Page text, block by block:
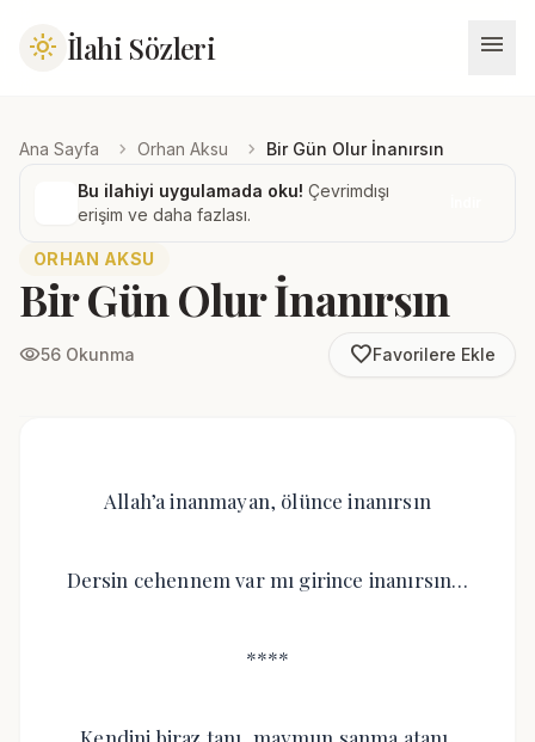
light_mode İlahi Sözleri menu
Ana Sayfa chevron_right Orhan Aksu chevron_right Bir Gün Olur İnanırsın
Bu ilahiyi uygulamada oku! Çevrimdışı
erişim ve daha fazlası.
ORHAN AKSU
Bir Gün Olur İnanırsın
visibility56 Okunma favorite_borderFavorilere Ekle
Allah’a inanmayan, ölünce inanırsın
Dersin cehennem var mı girince inanırsın…
****